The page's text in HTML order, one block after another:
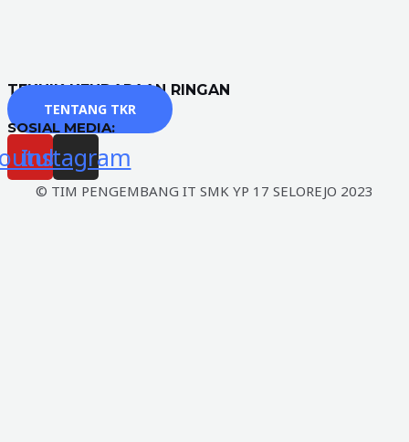
TEKNIK KENDARAAN RINGAN
TENTANG TKR
SOSIAL MEDIA:
Instagram
© TIM PENGEMBANG IT SMK YP 17 SELOREJO 2023